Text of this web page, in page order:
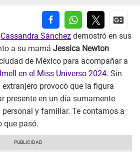
Cassandra Sánchez demostró en sus
a su mamá Jessica Newton
de México para acompañar a
en el Miss Universo 2024. Sin
provocó que la figura
presente en un día sumamente
y familiar. Te contamos a
que pasó.